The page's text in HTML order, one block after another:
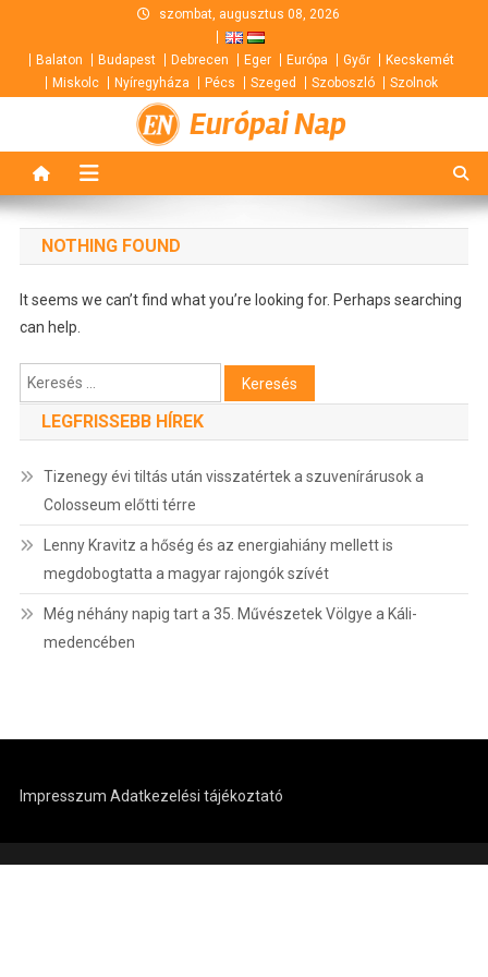
content
szombat, augusztus 08, 2026
Balaton Budapest Debrecen Eger Európa Győr
Kecskemét
Miskolc
Nyíregyháza Pécs Szeged Szoboszló Szolnok
Európai Nap
NOTHING FOUND
It seems we can’t find what you’re looking for. Perhaps searching
can help.
Keresés:
LEGFRISSEBB HÍREK
Tizenegy évi tiltás után visszatértek a szuvenírárusok a
Colosseum előtti térre
Lenny Kravitz a hőség és az energiahiány mellett is
megdobogtatta a magyar rajongók szívét
Még néhány napig tart a 35. Művészetek Völgye a Káli-
medencében
Impresszum Adatkezelési tájékoztató